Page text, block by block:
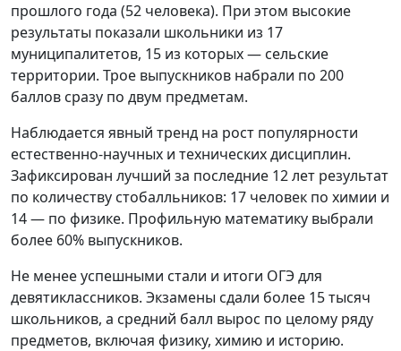
прошлого года (52 человека). При этом высокие
результаты показали школьники из 17
муниципалитетов, 15 из которых — сельские
территории. Трое выпускников набрали по 200
баллов сразу по двум предметам.
Наблюдается явный тренд на рост популярности
естественно-научных и технических дисциплин.
Зафиксирован лучший за последние 12 лет результат
по количеству стобалльников: 17 человек по химии и
14 — по физике. Профильную математику выбрали
более 60% выпускников.
Не менее успешными стали и итоги ОГЭ для
девятиклассников. Экзамены сдали более 15 тысяч
школьников, а средний балл вырос по целому ряду
предметов, включая физику, химию и историю.